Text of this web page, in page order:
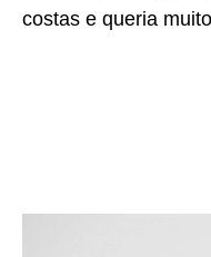
costas e queria